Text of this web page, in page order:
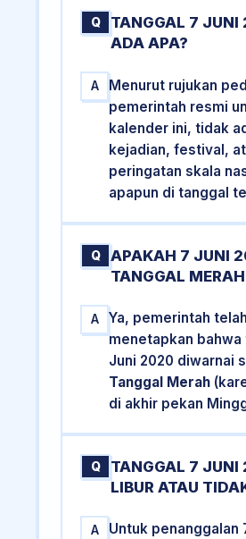
Q
TANGGAL 7 JUNI
ADA APA?
A
Menurut rujukan
pemerintah resmi
kalender ini, tidak
kejadian, festival,
peringatan skala
apapun di tanggal
Q
APAKAH 7 JUNI
TANGGAL
A
Ya, pemerintah telah
menetapkan bahwa
Juni 2020 diwarnai
Tanggal Merah
di akhir pekan
Q
TANGGAL 7 JUNI
LIBUR ATAU
A
Untuk penanggalan